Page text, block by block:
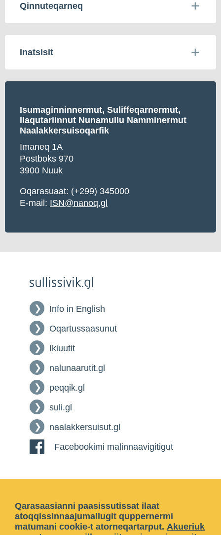
Qinnuteqarneq
Inatsisit
Isumaginninnermut, Suliffeqarnermut,
Ilaqutariinnut Nunamullu Namminermut
Naalakkersuisoqarfik
Imaneq 1A
Postboks 970
3900 Nuuk
Oqarasuaat: (+299) 345000
E-mail: ISN@nanoq.gl
Info in English
Oqartussaasunut
Ikiuutit
nalunaarutit.gl
peqqik.gl
suli.gl
naalakkersuisut.gl
Facebookimi malinnaavigitigut
Qarasaasianni paasissutissat ilaat
atoqqissinnaajumallugit quppernermi
matumani cookie-t atorneqartarput. Akueriuk